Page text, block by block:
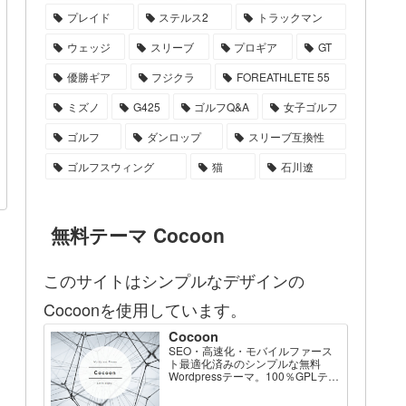
プレイド
ステルス2
トラックマン
ウェッジ
スリーブ プロギア
GT
優勝ギア
フジクラ
FOREATHLETE 55
ミズノ
G425 ゴルフQ&A
女子ゴルフ
ゴルフ
ダンロップ
スリーブ互換性
ゴルフスウィング
猫 石川遼
無料テーマ Cocoon
このサイトはシンプルなデザインの
Cocoonを使用しています。
Cocoon
SEO・高速化・モバイルファース
ト最適化済みのシンプルな無料
Wordpressテーマ。100％GPLテー